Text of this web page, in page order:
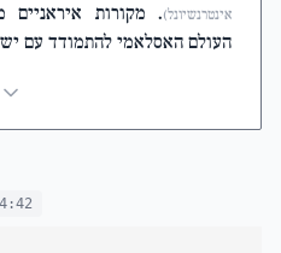
אינטרנשיונל). מקורות איראניים
העולם האסלאמי להתמודד עם